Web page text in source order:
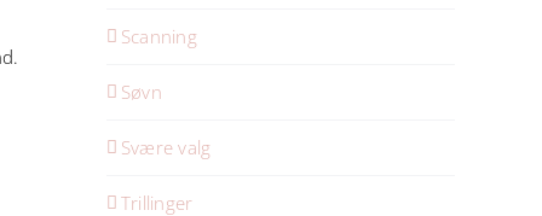
Scanning
Søvn
Svære valg
Trillinger